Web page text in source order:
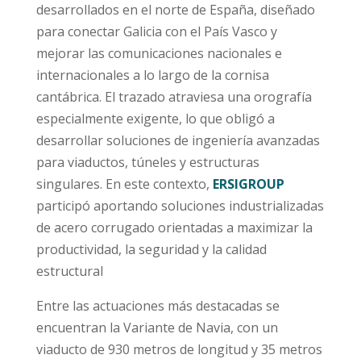
desarrollados en el norte de España, diseñado
para conectar Galicia con el País Vasco y
mejorar las comunicaciones nacionales e
internacionales a lo largo de la cornisa
cantábrica. El trazado atraviesa una orografía
especialmente exigente, lo que obligó a
desarrollar soluciones de ingeniería avanzadas
para viaductos, túneles y estructuras
singulares. En este contexto, ERSIGROUP
participó aportando soluciones industrializadas
de acero corrugado orientadas a maximizar la
productividad, la seguridad y la calidad
estructural
Entre las actuaciones más destacadas se
encuentran la Variante de Navia, con un
viaducto de 930 metros de longitud y 35 metros